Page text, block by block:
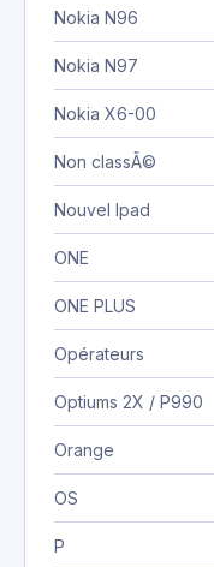
Nokia N96
Nokia N97
Nokia X6-00
Non classÃ©
Nouvel Ipad
ONE
ONE PLUS
Opérateurs
Optiums 2X / P990
Orange
OS
P